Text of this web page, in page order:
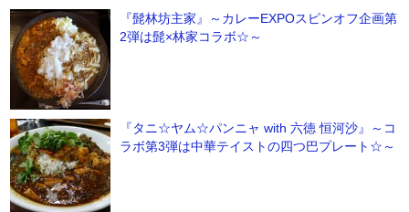
『髭林坊主家』～カレーEXPOスピンオフ企画第
2弾は髭×林家コラボ☆～
『タニ☆ヤム☆パンニャ with 六徳 恒河沙』～コ
ラボ第3弾は中華テイストの四つ巴プレート☆～